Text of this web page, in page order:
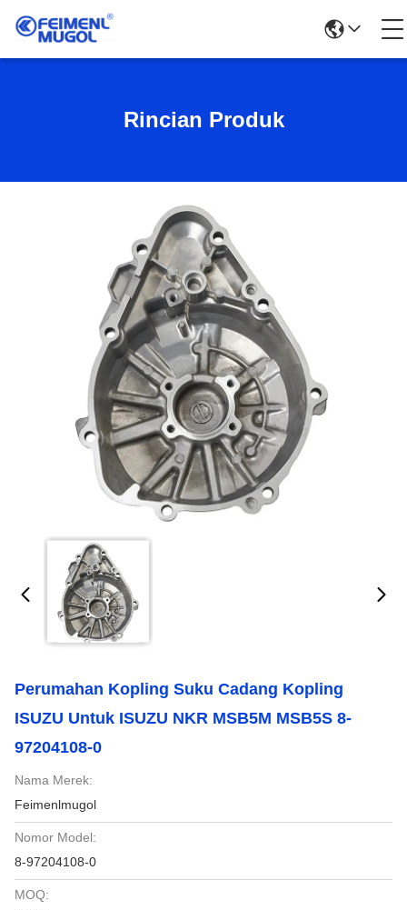
Rincian Produk
Perumahan Kopling Suku Cadang Kopling
ISUZU Untuk ISUZU NKR MSB5M MSB5S 8-
97204108-0
Nama Merek:
Feimenlmugol
Nomor Model:
8-97204108-0
MOQ: